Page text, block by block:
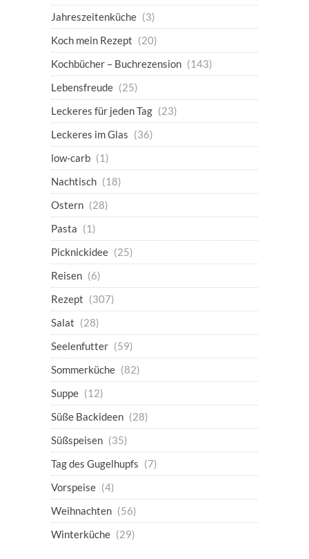
Jahreszeitenküche (3)
Koch mein Rezept (20)
Kochbücher – Buchrezension (143)
Lebensfreude (25)
Leckeres für jeden Tag (23)
Leckeres im Glas (36)
low-carb (1)
Nachtisch (18)
Ostern (28)
Pasta (1)
Picknickidee (25)
Reisen (6)
Rezept (307)
Salat (28)
Seelenfutter (59)
Sommerküche (82)
Suppe (12)
Süße Backideen (28)
Süßspeisen (35)
Tag des Gugelhupfs (7)
Vorspeise (4)
Weihnachten (56)
Winterküche (29)